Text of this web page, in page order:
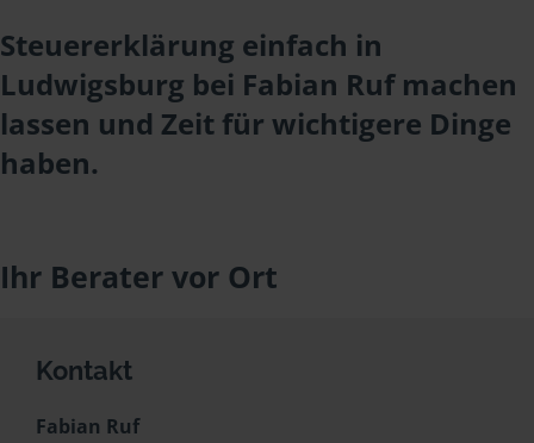
Steuererklärung einfach in
Ludwigsburg bei Fabian Ruf machen
lassen und Zeit für wichtigere Dinge
haben.
Ihr Berater vor Ort
Kontakt
Fabian Ruf